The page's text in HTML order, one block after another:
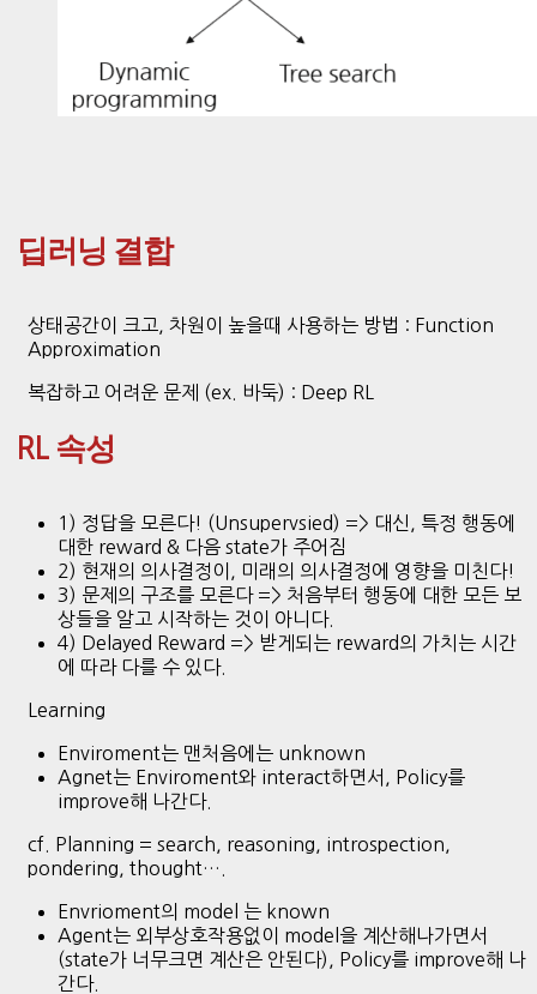
딥러닝 결합
상태공간이 크고, 차원이 높을때 사용하는 방법 : Function
Approximation
복잡하고 어려운 문제 (ex. 바둑) : Deep RL
RL속성
1) 정답을 모른다! (Unsupervsied) => 대신, 특정 행동에
대한 reward & 다음 state가 주어짐
2) 현재의 의사결정이, 미래의 의사결정에 영향을 미친다!
3) 문제의 구조를 모른다 => 처음부터 행동에 대한 모든 보
상들을 알고 시작하는 것이 아니다.
4) Delayed Reward => 받게되는 reward의 가치는 시간
에 따라 다를 수 있다.
Learning
Enviroment는 맨처음에는 unknown
Agnet는 Enviroment와 interact하면서, Policy를
improve해 나간다.
cf. Planning = search, reasoning, introspection,
pondering, thought….
Envrioment의 model 는 known
Agent는 외부상호작용없이 model을 계산해나가면서
(state가 너무크면 계산은 안된다), Policy를 improve해 나
간다.